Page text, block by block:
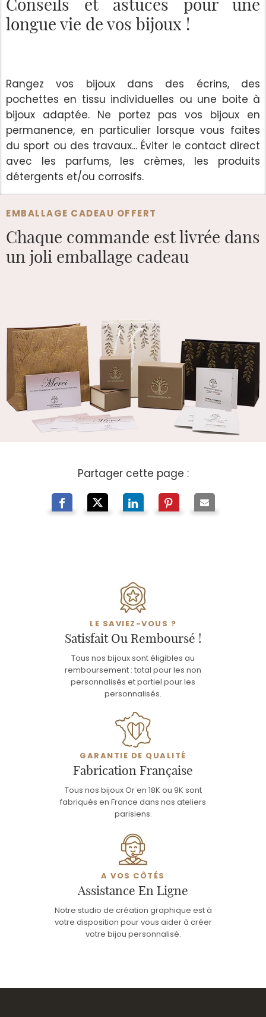
EMBALLAGE CADEAU OFFERT
Chaque commande est livrée dans
un joli emballage cadeau
Conseils et astuces pour une
longue vie de vos bijoux !
Rangez vos bijoux dans des écrins, des
pochettes en tissu individuelles ou une boite à
bijoux adaptée. Ne portez pas vos bijoux en
permanence, en particulier lorsque vous faites
du sport ou des travaux... Éviter le contact direct
avec les parfums, les crèmes, les produits
détergents et/ou corrosifs.
Partager cette page :
LE SAVIEZ-VOUS ?
Satisfait Ou Remboursé !
Tous nos bijoux sont éligibles au
remboursement : total pour les non
personnalisés et partiel pour les
personnalisés.
GARANTIE DE QUALITÉ
Fabrication Française
Tous nos bijoux Or en 18K ou 9K sont
fabriqués en France dans nos ateliers
parisiens.
A VOS CÔTÉS
Assistance En Ligne
Notre studio de création graphique est à
votre disposition pour vous aider à créer
votre bijou personnalisé.